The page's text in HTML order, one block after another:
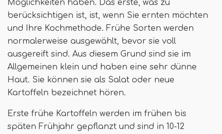
Möglichkeiten haben. Das erste, was zu
berücksichtigen ist, ist, wenn Sie ernten möchten
und Ihre Kochmethode. Frühe Sorten werden
normalerweise ausgewählt, bevor sie voll
ausgereift sind. Aus diesem Grund sind sie im
Allgemeinen klein und haben eine sehr dünne
Haut. Sie können sie als Salat oder neue
Kartoffeln bezeichnet hören.
Erste frühe Kartoffeln werden im frühen bis
späten Frühjahr gepflanzt und sind in 10-12